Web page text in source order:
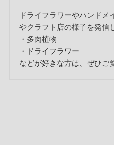
ドライフラワーやハンドメ
やクラフト店の様子を発信
・多肉植物
・ドライフラワー
などが好きな方は、ぜひご